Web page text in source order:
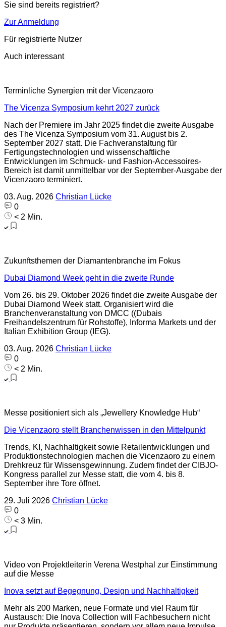
Sie sind bereits registriert?
Zur Anmeldung
Für registrierte Nutzer
Auch interessant
Terminliche Synergien mit der Vicenzaoro
The Vicenza Symposium kehrt 2027 zurück
Nach der Premiere im Jahr 2025 findet die zweite Ausgabe
des The Vicenza Symposium vom 31. August bis 2.
September 2027 statt. Die Fachveranstaltung für
Fertigungstechnologien und wissenschaftliche
Entwicklungen im Schmuck- und Fashion-Accessoires-
Bereich ist damit unmittelbar vor der September-Ausgabe der
Vicenzaoro terminiert.
03. Aug. 2026 Christian Lücke
0
< 2 Min.
Zukunftsthemen der Diamantenbranche im Fokus
Dubai Diamond Week geht in die zweite Runde
Vom 26. bis 29. Oktober 2026 findet die zweite Ausgabe der
Dubai Diamond Week statt. Organisiert wird die
Branchenveranstaltung von DMCC ((Dubais
Freihandelszentrum für Rohstoffe), Informa Markets und der
Italian Exhibition Group (IEG).
03. Aug. 2026 Christian Lücke
0
< 2 Min.
Messe positioniert sich als „Jewellery Knowledge Hub“
Die Vicenzaoro stellt Branchenwissen in den Mittelpunkt
Trends, KI, Nachhaltigkeit sowie Retailentwicklungen und
Produktionstechnologien machen die Vicenzaoro zu einem
Drehkreuz für Wissensgewinnung. Zudem findet der CIBJO-
Kongress parallel zur Messe statt, die vom 4. bis 8.
September ihre Tore öffnet.
29. Juli 2026 Christian Lücke
0
< 3 Min.
Video von Projektleiterin Verena Westphal zur Einstimmung
auf die Messe
Inova setzt auf Begegnung, Design und Nachhaltigkeit
Mehr als 200 Marken, neue Formate und viel Raum für
Austausch: Die Inova Collection will Fachbesuchern nicht